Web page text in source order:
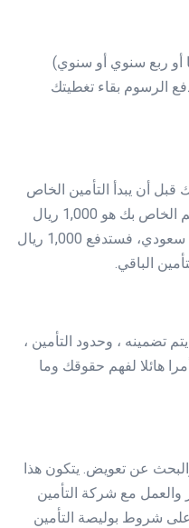
أو ربع سنوي أو سنوي)
الرسوم بقاء تغطيتك
قبل أن يبدأ التأمين الخاص
بك. على سبيل المثال، إذا كان الخصم الخاص بك هو 1,000 ريال
سعودي ورسوم الإصلاح 5,000 ريال سعودي، فستدفع 1,000 ريال
الباقي.
تضمينه ، وحدود التأمين ،
هائلا لفهم حقوقك وما
عن تعويض. يتكون هذا
مع شركة التأمين
شروط بوليصة التأمين